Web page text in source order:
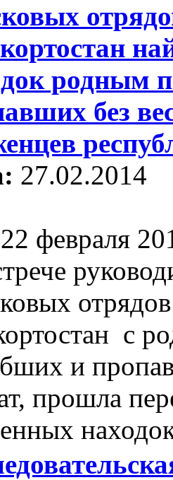
родным
без
27.02.2014
с
и
прошла